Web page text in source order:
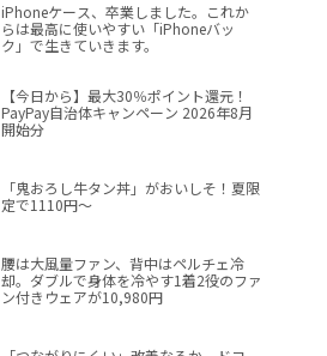
iPhoneケース、卒業しました。これか
らは最高に使いやすい「iPhoneバッ
ク」で生きていきます。
【今日から】最大30％ポイント還元！
PayPay自治体キャンペーン 2026年8月
開始分
「鬼おろし牛タン丼」がおいしそ！夏限
定で1110円～
腰は大風量ファン、背中はペルチェ冷
却。ダブルで身体を冷やす1着2役のファ
ン付きウェアが10,980円